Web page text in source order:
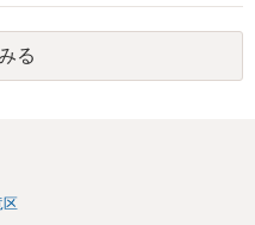
方法もあります。 一度、弁護
たします。
る
区